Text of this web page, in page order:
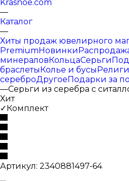
Krasnoe.com
—
Каталог
—
Хиты продаж ювелирного
PremiumНовинки
минераловКольцаСерьги
браслетыКолье и бусы
сереброДругоеПодарки за
—Серьги из серебра с
Хит
✓Комплект
Артикул: 2340881497-64